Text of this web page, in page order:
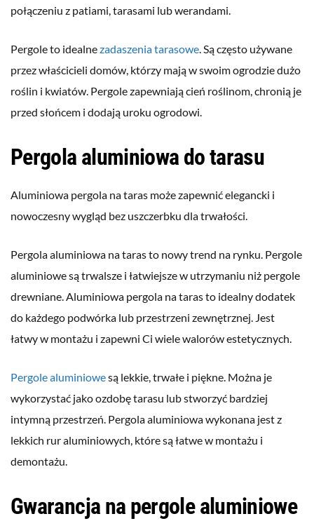
połączeniu z patiami, tarasami lub werandami.
Pergole to idealnezadaszenia tarasowe. Są często używane
przez właścicieli domów, którzy mają w swoim ogrodzie dużo
roślin i kwiatów. Pergole zapewniają cień roślinom, chronią je
przed słońcem i dodają uroku ogrodowi.
Pergola aluminiowa do tarasu
Aluminiowa pergola na taras może zapewnić elegancki i
nowoczesny wygląd bez uszczerbku dla trwałości.
Pergola aluminiowa na taras to nowy trend na rynku. Pergole
aluminiowe są trwalsze i łatwiejsze w utrzymaniu niż pergole
drewniane. Aluminiowa pergola na taras to idealny dodatek
do każdego podwórka lub przestrzeni zewnętrznej. Jest
łatwy w montażu i zapewni Ci wiele walorów estetycznych.
Pergole aluminiowesą lekkie, trwałe i piękne. Można je
wykorzystać jako ozdobę tarasu lub stworzyć bardziej
intymną przestrzeń. Pergola aluminiowa wykonana jest z
lekkich rur aluminiowych, które są łatwe w montażu i
demontażu.
Gwarancja na pergole aluminiowe